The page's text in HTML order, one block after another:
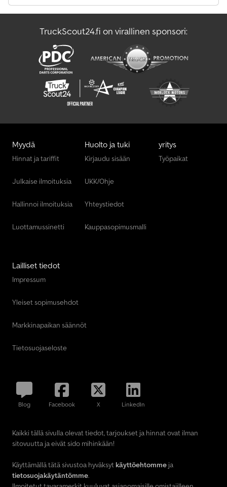
TruckScout24.fi on virallinen sponsori:
Myydä
Hinnat ja tariffit
Julkaise ilmoituksia
Hallinnoi ilmoituksia
Luottamussinetti
Huolto ja tuki
Kirjaudu sisään
UKK/Ohje
Yhteystiedot
Kauppasopimusmalli
yritys
Työpaikat
Lailliset tiedot
Impressum
Yleiset sopimusehdot
Markkinapaikan säännöt
Tietosuojaseloste
Blog Facebook X LinkedIn
Kaikki tällä sivulla olevat tiedot, tarjoukset ja hinnat ovat ilman
sitovuutta ja eivät sido mihinkään!
Käyttämällä tätä sivustoa hyväksyt käyttöehtomme ja
tietosuojakäytäntömme.